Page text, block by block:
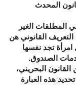
المحدث
المطلقات الغير
القانوني هن
تجد نفسها
الصندوق.
البحريني،
هذه العبارة